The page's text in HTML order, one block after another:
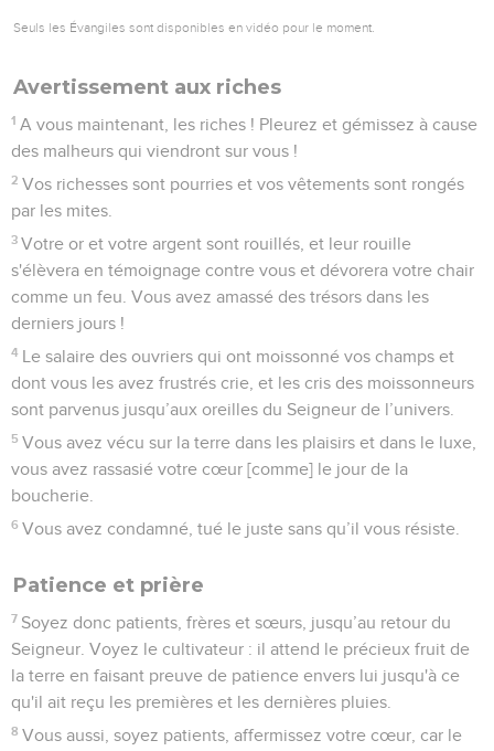
Seuls les Évangiles sont disponibles en vidéo pour le moment.
Avertissement aux riches
1 A vous maintenant, les riches ! Pleurez et gémissez à cause
des malheurs qui viendront sur vous !
2 Vos richesses sont pourries et vos vêtements sont rongés
par les mites.
3 Votre or et votre argent sont rouillés, et leur rouille
s'élèvera en témoignage contre vous et dévorera votre chair
comme un feu. Vous avez amassé des trésors dans les
derniers jours !
4 Le salaire des ouvriers qui ont moissonné vos champs et
dont vous les avez frustrés crie, et les cris des moissonneurs
sont parvenus jusqu’aux oreilles du Seigneur de l’univers.
5 Vous avez vécu sur la terre dans les plaisirs et dans le luxe,
vous avez rassasié votre cœur [comme] le jour de la
boucherie.
6 Vous avez condamné, tué le juste sans qu’il vous résiste.
Patience et prière
7 Soyez donc patients, frères et sœurs, jusqu’au retour du
Seigneur. Voyez le cultivateur : il attend le précieux fruit de
la terre en faisant preuve de patience envers lui jusqu'à ce
qu'il ait reçu les premières et les dernières pluies.
8 Vous aussi, soyez patients, affermissez votre cœur, car le